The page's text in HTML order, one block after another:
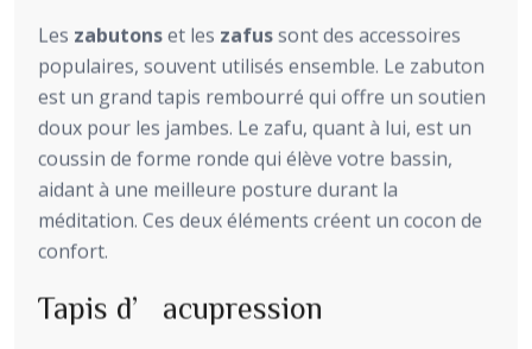
Les zabutonset les zafussont des accessoires
populaires, souvent utilisés ensemble. Le zabuton
est un grand tapis rembourré qui offre un soutien
doux pour les jambes. Le zafu, quant à lui, est un
coussin de forme ronde qui élève votre bassin,
aidant à une meilleure posture durant la
méditation. Ces deux éléments créent un cocon de
confort.
Tapis d’acupression